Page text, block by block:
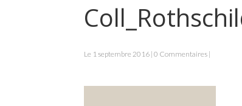
Le 1 septembre 2016 | 0 Commentaires |